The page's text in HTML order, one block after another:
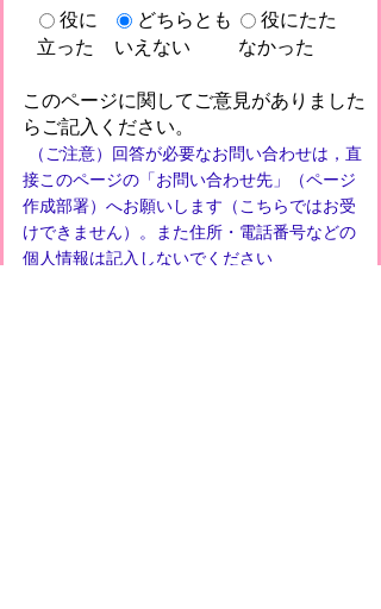
役に
立った
どちらとも
いえない
役にたた
なかった
このページに関してご意見がありました
らご記入ください。
（ご注意）回答が必要なお問い合わせは，直
接このページの「お問い合わせ先」（ページ
作成部署）へお願いします（こちらではお受
けできません）。また住所・電話番号などの
個人情報は記入しないでください